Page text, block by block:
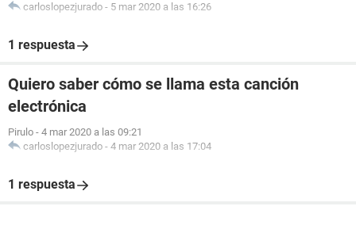
carloslopezjurado - 5 mar 2020 a las 16:26
1 respuesta
Quiero saber cómo se llama esta canción
electrónica
Pirulo - 4 mar 2020 a las 09:21
carloslopezjurado - 4 mar 2020 a las 17:04
1 respuesta